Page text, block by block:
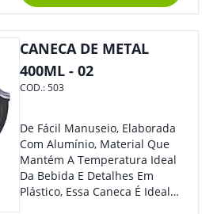
CANECA DE METAL
400ML - 02
COD.:503
De Fácil Manuseio, Elaborada
Com Alumínio, Material Que
Mantém A Temperatura Ideal
Da Bebida E Detalhes Em
Plástico, Essa Caneca É Ideal